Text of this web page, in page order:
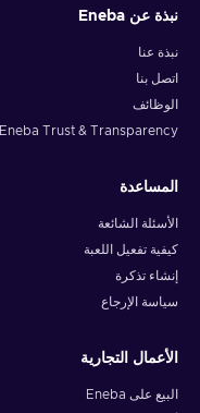
نبذة عن Eneba
نبذة عنا
اتصل بنا
الوظائف
Eneba Trust & Transparency
المساعدة
الأسئلة الشائعة
كيفية تفعيل اللعبة
إنشاء تذكرة
سياسة الإرجاع
الأعمال التجارية
البيع على Eneba